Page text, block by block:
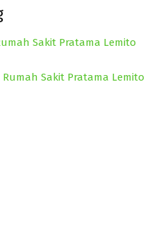
Sakit Pratama Lemito
Rumah Sakit Pratama Lemito